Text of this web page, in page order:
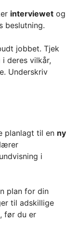
interviewet og
beslutning.
jobbet. Tjek
deres vilkår,
Underskriv
planlagt til en ny
i
plan for din
til adskillige
før du er